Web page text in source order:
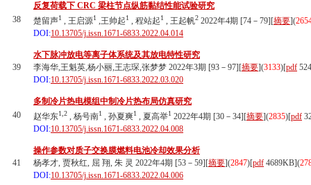
38
反复荷载下 CRC 梁柱节点纵筋黏结性能试验研究
楚留声1 , 王启源1 ,王帅起1 , 程站起1 , 王起帆2 2022年4期 [74－79][摘要](
DOI:10.13705/j.issn.1671-6833.2022.04.014
39
水下脉冲放电等离子体系统及其放电特性研究
李海华,王魁英,杨小丽,王志琛,张梦梦 2022年3期 [93－97][摘要](3133)[pdf
DOI:10.13705/j.issn.1671-6833.2022.03.020
40
多制冷片热电模组中制冷片热布局仿真研究
赵华东1,2 , 杨号南1 , 孙夏爽1 , 夏高举1 2022年4期 [30－34][摘要](2835)[pdf
DOI:10.13705/j.issn.1671-6833.2022.04.008
41
操作参数对质子交换膜燃料电池冷却效果分析
杨孝才, 贾秋红, 屈 翔, 朱 灵 2022年4期 [53－59][摘要](2847)[pdf 4689KB](
DOI:10.13705/j.issn.1671-6833.2022.04.006